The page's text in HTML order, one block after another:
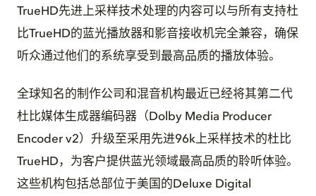
TrueHD先进上采样技术处理的内容可以与所有支持杜
比TrueHD的蓝光播放器和影音接收机完全兼容，确保
听众通过他们的系统享受到最高品质的播放体验。
全球知名的制作公司和混音机构最近已经将其第二代
杜比媒体生成器编码器（Dolby Media Producer
Encoder v2）升级至采用先进96k上采样技术的杜比
TrueHD，为客户提供蓝光领域最高品质的聆听体验。
这些机构包括总部位于美国的Deluxe Digital